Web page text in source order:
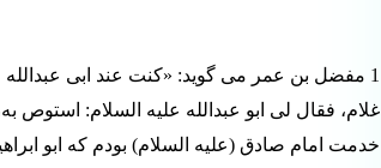
1 مفضل بن عمر می گوید: «کنت عند ابی
غلام، فقال لی ابو عبدالله علیه السلام:
خدمت امام صادق (علیه السلام) بودم که ابو